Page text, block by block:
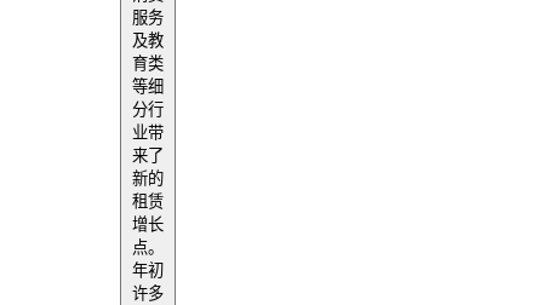
服务
及教
育类
等细
分行
业带
来了
新的
租赁
增长
点。
年初
许多